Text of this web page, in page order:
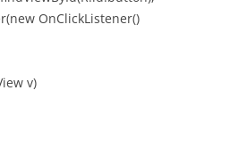
OnClickListener()
v)